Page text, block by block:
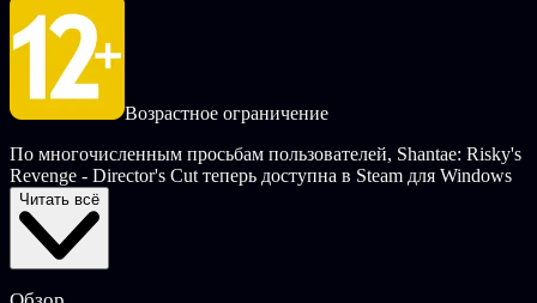
Возрастное ограничение
По многочисленным просьбам пользователей, Shantae: Risky's
Revenge - Director's Cut теперь доступна в Steam для Windows
PC! В этой новой версии собраны все награжденные
материалы предыдущих выпусков - и даже больше!
Пиксельный шедевр остался нетронутым, дополненный
портретными HD-изображениями и дополнительными
Читать всё